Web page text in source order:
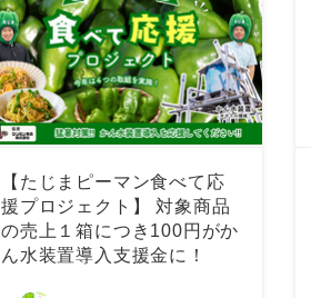
【たじまピーマン食べて応
援プロジェクト】 対象商品
の売上１箱につき100円がか
ん水装置導入支援金に！